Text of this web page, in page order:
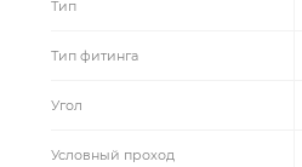
Тип
Тип фитинга
Угол
Условный проход